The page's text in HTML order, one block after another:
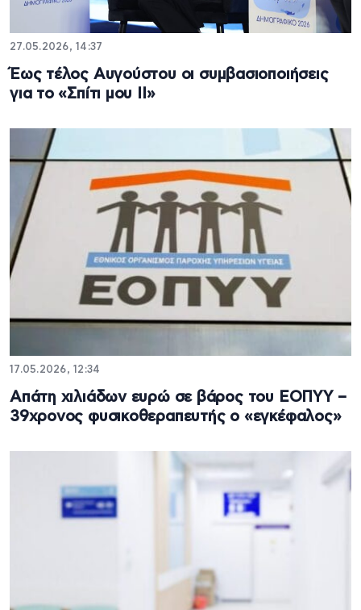
27.05.2026, 14:37
Έως τέλος Αυγούστου οι συμβασιοποιήσεις
για το «Σπίτι μου ΙΙ»
17.05.2026, 12:34
Απάτη χιλιάδων ευρώ σε βάρος του ΕΟΠΥΥ –
39χρονος φυσικοθεραπευτής ο «εγκέφαλος»